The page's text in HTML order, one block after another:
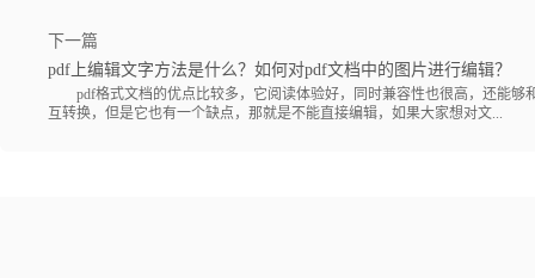
下一篇
pdf上编辑文字方法是什么？如何对pdf文档中的图片进行编辑？
pdf格式文档的优点比较多，它阅读体验好，同时兼容性也很高，还能够
互转换，但是它也有一个缺点，那就是不能直接编辑，如果大家想对文...